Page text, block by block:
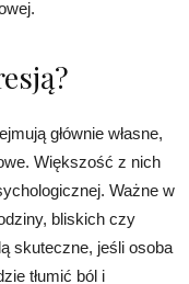
głównie własne,
Większość z nich
Ważne w
bliskich czy
skuteczne, jeśli osoba
tłumić ból i